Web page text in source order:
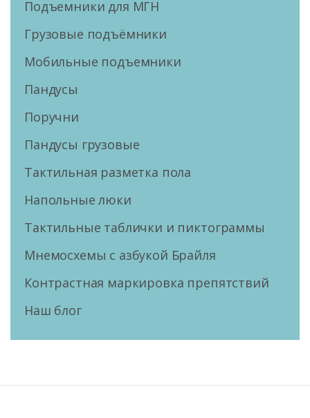
Подъемники для МГН
Грузовые подъёмники
Мобильные подъемники
Пандусы
Поручни
Пандусы грузовые
Тактильная разметка пола
Напольные люки
Тактильные таблички и пиктограммы
Мнемосхемы с азбукой Брайля
Контрастная маркировка препятствий
Наш блог